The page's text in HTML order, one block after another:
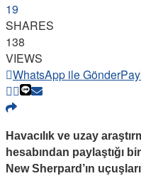
19
SHARES
138
VIEWS
WhatsApp ile Gönder
Havacılık ve uzay
hesabından paylaştığı
New Sherpard’ın